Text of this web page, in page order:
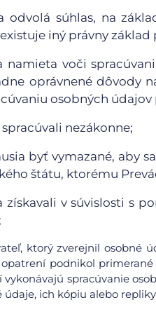
odvolá súhlas, na
iný právny
namieta voči
oprávnené dôvody
osobných údajov
nezákonne;
byť vymazané, aby
štátu, ktorému
získavali v súvislosti s
ktorý zverejnil osobné
podnikol
spracúvanie
ich kópiu alebo